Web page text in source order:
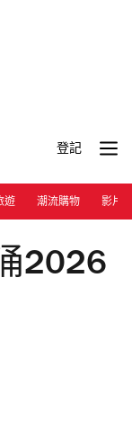
登記
遊 潮流購物 影片
2026